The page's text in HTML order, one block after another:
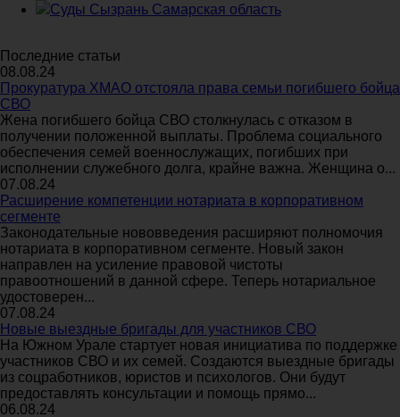
Суды Сызрань Самарская область
Последние статьи
08.08.24
Прокуратура ХМАО отстояла права семьи погибшего бойца
СВО
Жена погибшего бойца СВО столкнулась с отказом в
получении положенной выплаты. Проблема социального
обеспечения семей военнослужащих, погибших при
исполнении служебного долга, крайне важна. Женщина о...
07.08.24
Расширение компетенции нотариата в корпоративном
сегменте
Законодательные нововведения расширяют полномочия
нотариата в корпоративном сегменте. Новый закон
направлен на усиление правовой чистоты
правоотношений в данной сфере. Теперь нотариальное
удостоверен...
07.08.24
Новые выездные бригады для участников СВО
На Южном Урале стартует новая инициатива по поддержке
участников СВО и их семей. Создаются выездные бригады
из соцработников, юристов и психологов. Они будут
предоставлять консультации и помощь прямо...
06.08.24